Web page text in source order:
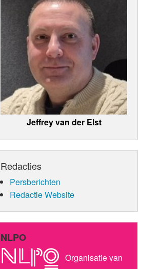
Jeffrey van der Elst
Redacties
Persberichten
Redactie Website
NLPO
Organisatie van